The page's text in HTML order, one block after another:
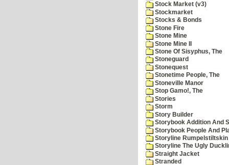
Stock Market (v3)
Stockmarket
Stocks & Bonds
Stone Fire
Stone Mine
Stone Mine II
Stone Of Sisyphus, The
Stoneguard
Stonequest
Stonetime People, The
Stoneville Manor
Stop Gamo!, The
Stories
Storm
Story Builder
Storybook Addition And
Storybook People And
Storyline Rumpelstiltskin
Storyline The Ugly
Straight Jacket
Stranded